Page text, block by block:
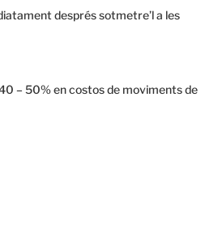
després sotmetre’l a les
– 50% en costos de moviments de